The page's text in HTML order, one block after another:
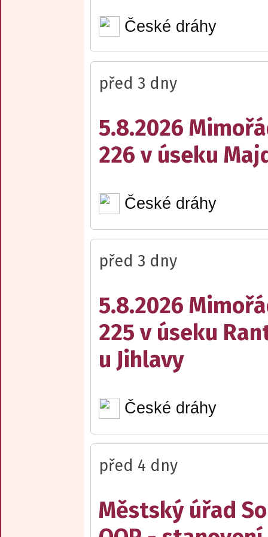
České dráhy
před 3 dny
5.8.2026
226 v úseku
České dráhy
před 3 dny
5.8.2026
225 v úseku
u Jihlavy
České dráhy
před 4 dny
Městský úřad